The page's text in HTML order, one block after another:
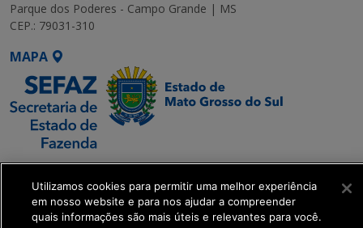
Parque dos Poderes - Campo Grande | MS
CEP.: 79031-310
MAPA
SETDIG | Secretaria-
Executiva de
Transformação Digital
Utilizamos cookies para permitir uma melhor experiência
em nosso website e para nos ajudar a compreender
quais informações são mais úteis e relevantes para você.